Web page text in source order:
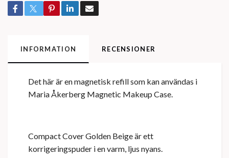
INFORMATION RECENSIONER
Det här är en magnetisk refill som kan användas i
Maria Åkerberg Magnetic Makeup Case.
Compact Cover Golden Beige är ett
korrigeringspuder i en varm, ljus nyans.